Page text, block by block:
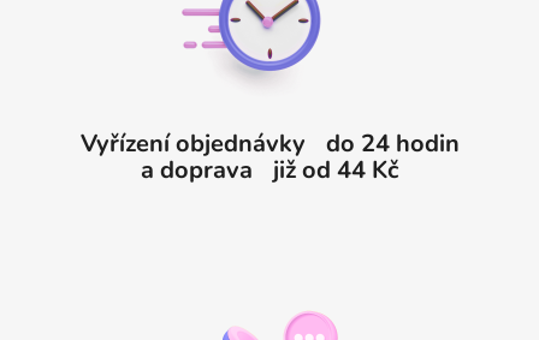
Vyřízení objednávky do 24 hodin
a doprava již od 44 Kč